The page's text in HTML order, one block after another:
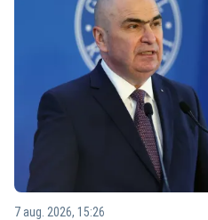
7 aug. 2026, 15:26